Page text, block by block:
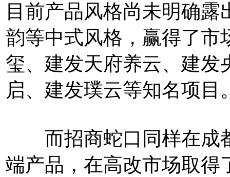
目前产品风格尚未明确
韵等中式风格，赢得了市
玺、建发天府养云、建发
启、建发璞云等知名项目
而招商蛇口同样在成
端产品，在高改市场取得